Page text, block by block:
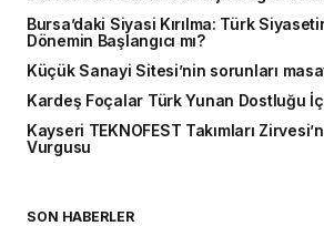
Bursa’daki Siyasi Kırılma: Türk
Dönemin Başlangıcı mı?
Küçük Sanayi Sitesi’nin sorunları
Kardeş Foçalar Türk Yunan Dostluğu
Kayseri TEKNOFEST Takımları
Vurgusu
SON HABERLER